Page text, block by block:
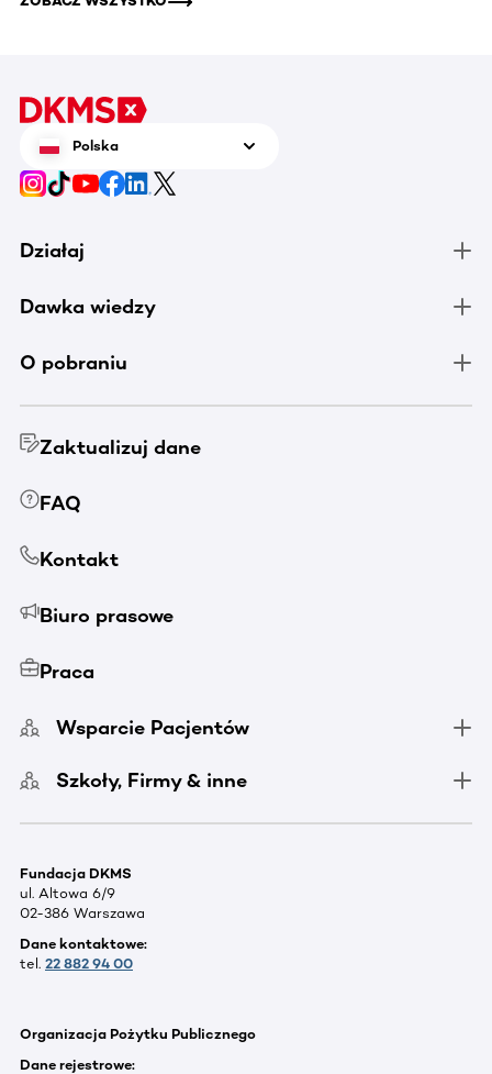
Polska
Działaj
Dawka wiedzy
O pobraniu
Zaktualizuj dane
FAQ
Kontakt
Biuro prasowe
Praca
Wsparcie Pacjentów
Szkoły, Firmy & inne
Fundacja DKMS
ul. Altowa 6/9
02-386 Warszawa
Dane kontaktowe:
tel. 22 882 94 00
Organizacja Pożytku Publicznego
Dane rejestrowe: